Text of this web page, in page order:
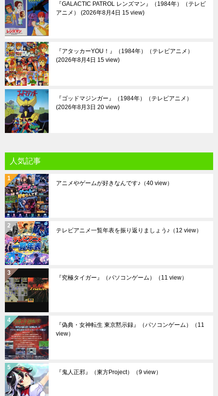
『GALACTIC PATROL レンズマン』（1984年）（テレビ
アニメ）
2026年8月4日 15 view
『アタッカーYOU！』（1984年）（テレビアニメ）
2026年8月4日 15 view
『ゴッドマジンガー』（1984年）（テレビアニメ）
2026年8月3日 20 view
人気記事
アニメやゲームが好きなんです♪ （40 view）
テレビアニメ一覧年表を振り返りましょう♪ （12 view）
『究極タイガー』（パソコンゲーム） （11 view）
『偽典・女神転生 東京黙示録』（パソコンゲーム）
（11
view）
『鬼人正邪』（東方Project） （9 view）